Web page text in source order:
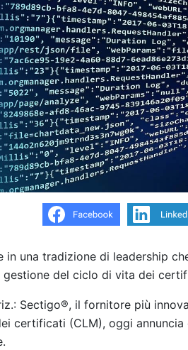
in una tradizione di leadership
gestione del ciclo di vita dei
Sectigo®, il fornitore più
certificati (CLM), oggi